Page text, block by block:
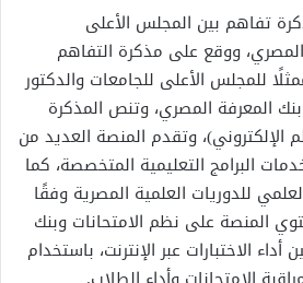
تفاهم بين المجلس الأعلى
ووقع على مذكرة التفاهم
للمجلس الأعلى للجامعات والدكتور
المعرفة المصري، وتنص المذكرة
وتقدم المنصة العديد من
البرامج التعليمية المتخصصة، كما
للدوريات العلمية المصرية وفقًا
المنصة على نظم الامتحانات وبنك
الاختبارات عبر الإنترنت، باستخدام